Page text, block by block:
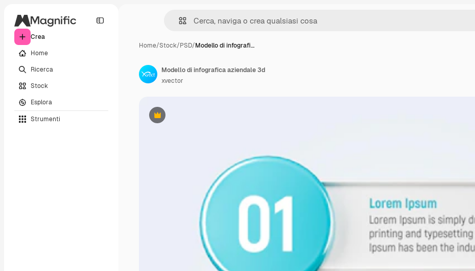
Crea
Home
Ricerca
Stock
Esplora
Strumenti
Home/Stock/PSD/Modello di infografi…
Premium
Modello di infografica aziendale 3d
xvector